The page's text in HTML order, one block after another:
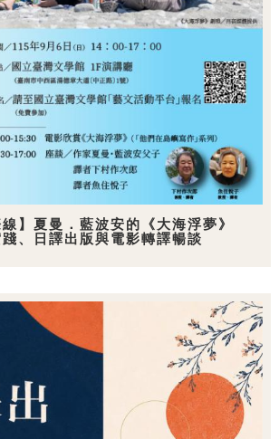
線】夏曼．藍波安的《大海浮夢》
、日譯出版與電影轉譯暢談